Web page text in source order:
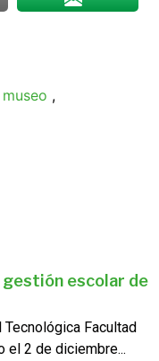
museo ,
escolar de
Facultad
el 2 de diciembre...